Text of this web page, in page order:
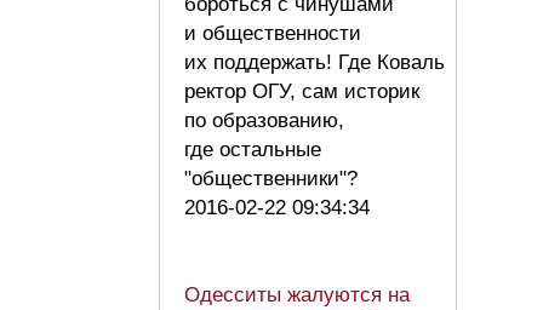
и общественности
их поддержать! Где Коваль
ректор ОГУ, сам историк
по образованию,
где остальные
"общественники"?
2016-02-22 09:34:34
Одесситы жалуются на